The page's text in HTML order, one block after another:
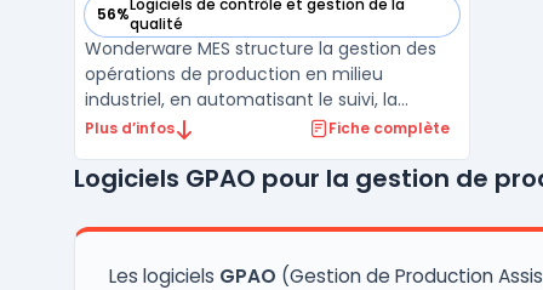
56%Logiciels de contrôle et gestion de la
qualité
— voir Wonderware MES dans cette catégorie
Wonderware MES structure la gestion des
opérations de production en milieu
industriel, en automatisant le suivi, la
standardisation et l’exécution sur plusieurs
entre planification ERP et atelier. Cela
ressources, les o ...
Plus d’infos Fiche complète
Logiciels GPAO pour la gestion de
Les logiciels GPAO (Gestion de Production